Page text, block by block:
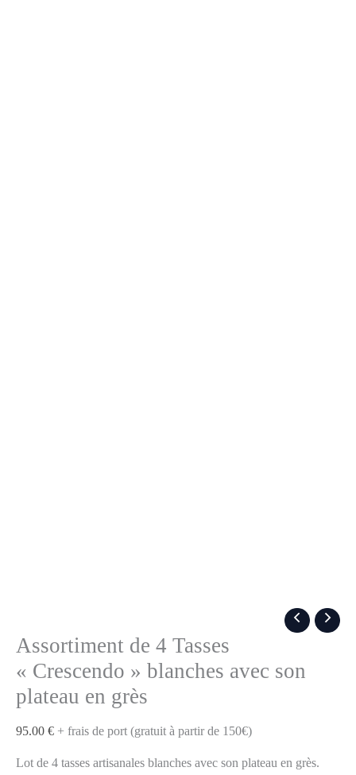
Assortiment de 4 Tasses
« Crescendo » blanches avec son
plateau en grès
95.00 € + frais de port (gratuit à partir de 150€)
Lot de 4 tasses artisanales blanches avec son plateau en grès.